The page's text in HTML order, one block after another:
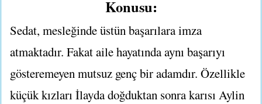
Konusu:
Sedat, mesleğinde üstün başarılara imza
atmaktadır. Fakat aile hayatında aynı başarıyı
gösteremeyen mutsuz genç bir adamdır. Özellikle
küçük kızları İlayda doğduktan sonra karısı Aylin